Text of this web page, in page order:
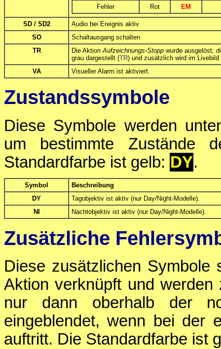
Fehler Rot EM
SD / SD2
Audio bei Ereignis aktiv
SO
Schaltausgang schalten
TR
Die Aktion Aufzeichnungs-Stopp wurde ausgelöst;
grau dargestellt (TR) und zusätzlich wird im
VA
Visueller Alarm ist aktiviert.
Zustandssymbole
Diese Symbole werden
um bestimmte Zustände
Standardfarbe ist gelb: DY.
Symbol
Beschreibung
DY
Tagobjektiv ist aktiv (nur Day/Night-Modelle).
NI
Nachtobjektiv ist aktiv (nur Day/Night-Modelle).
Zusätzliche
Diese zusätzlichen Symbole
Aktion verknüpft und werden
nur dann oberhalb der
eingeblendet, wenn bei der
auftritt. Die Standardfarbe ist